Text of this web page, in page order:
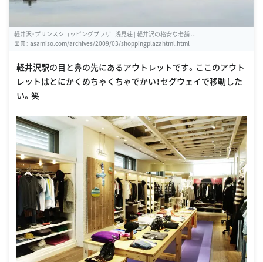
軽井沢・プリンスショッピングプラザ - 浅見荘 | 軽井沢の格安な老舗 ...
出典： asamiso.com/archives/2009/03/shoppingplazahtml.html
軽井沢駅の目と鼻の先にあるアウトレットです。ここのアウト
レットはとにかくめちゃくちゃでかい！セグウェイで移動した
い。笑